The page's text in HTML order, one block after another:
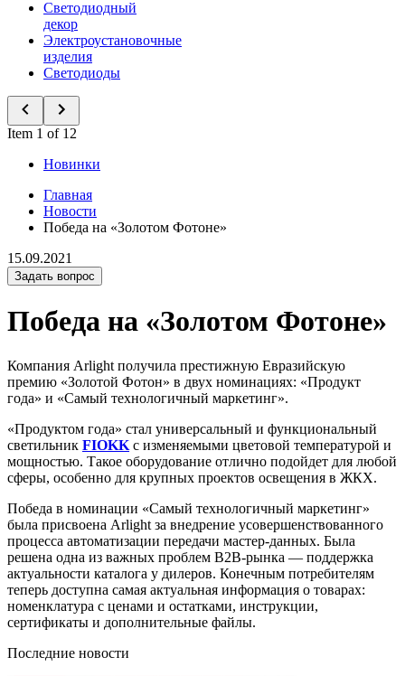
Светодиодный
декор
Электроустановочные
изделия
Светодиоды
Item 1 of 12
Новинки
Главная
Новости
Победа на «Золотом Фотоне»
15.09.2021
Задать вопрос
Победа на «Золотом Фотоне»
Компания Arlight получила престижную Евразийскую
премию «Золотой Фотон» в двух номинациях: «Продукт
года» и «Самый технологичный маркетинг».
«Продуктом года» стал универсальный и функциональный
светильник FIOKK с изменяемыми цветовой температурой и
мощностью. Такое оборудование отлично подойдет для любой
сферы, особенно для крупных проектов освещения в ЖКХ.
Победа в номинации «Самый технологичный маркетинг»
была присвоена Arlight за внедрение усовершенствованного
процесса автоматизации передачи мастер-данных. Была
решена одна из важных проблем B2B-рынка — поддержка
актуальности каталога у дилеров. Конечным потребителям
теперь доступна самая актуальная информация о товарах:
номенклатура с ценами и остатками, инструкции,
сертификаты и дополнительные файлы.
Последние новости